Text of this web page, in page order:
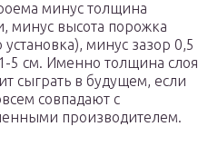
минус толщина
минус высота порожка
установка), минус зазор 0,5
5 см. Именно толщина слоя
сыграть в будущем, если
совпадают с
производителем.